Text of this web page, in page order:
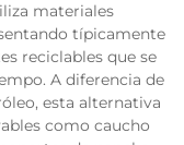
materiales
típicamente
reciclables que se
A diferencia de
esta alternativa
como caucho